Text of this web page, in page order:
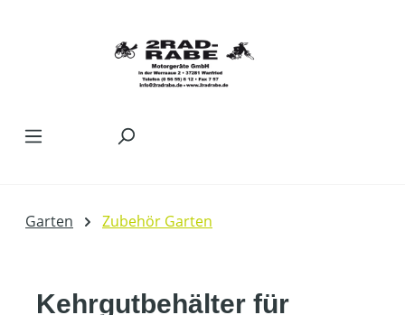
Garten Zubehör Garten
Kehrgutbehälter für